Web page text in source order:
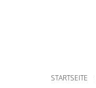
STARTSEITE